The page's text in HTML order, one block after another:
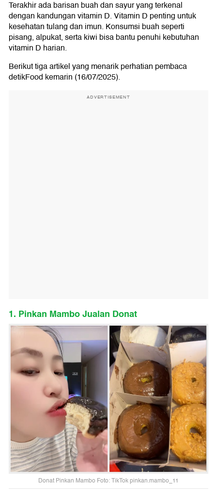
Terakhir ada barisan buah dan sayur yang terkenal
dengan kandungan vitamin D. Vitamin D penting untuk
kesehatan tulang dan imun. Konsumsi buah seperti
pisang, alpukat, serta kiwi bisa bantu penuhi kebutuhan
vitamin D harian.
Berikut tiga artikel yang menarik perhatian pembaca
detikFood kemarin (16/07/2025).
ADVERTISEMENT
1. Pinkan Mambo Jualan Donat
Donat Pinkan Mambo Foto: TikTok pinkan.mambo_11